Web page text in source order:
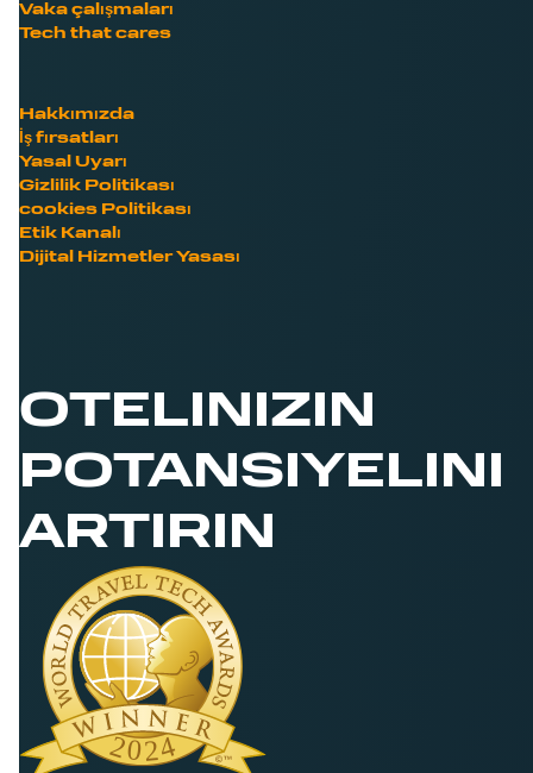
Vaka çalışmaları
Tech that cares
Hakkımızda
İş fırsatları
Yasal Uyarı
Gizlilik Politikası
cookies Politikası
Etik Kanalı
Dijital Hizmetler Yasası
OTELINIZIN
POTANSIYELINI
ARTIRIN